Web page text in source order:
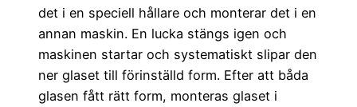
det i en speciell hållare och monterar det i en
annan maskin. En lucka stängs igen och
maskinen startar och systematiskt slipar den
ner glaset till förinställd form. Efter att båda
glasen fått rätt form, monteras glaset i